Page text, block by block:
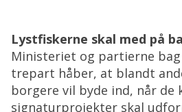
Lystfiskerne skal med på
Ministeriet og partierne
trepart håber, at blandt
borgere vil byde ind, når de
signaturprojekter skal